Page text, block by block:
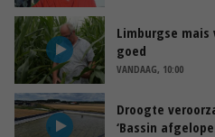
Limburgse
goed
VANDAAG, 10:00
Droogte
‘Bassin